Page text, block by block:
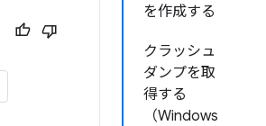
を作成する
クラッシュ
ダンプを取
得する
（Windows